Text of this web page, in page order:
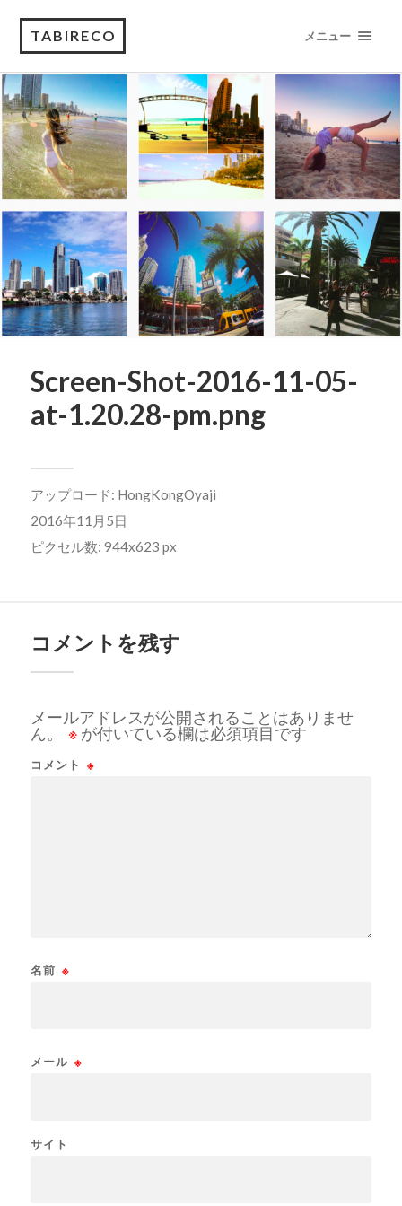
TABIRECO メニュー
Screen-Shot-2016-11-05-
at-1.20.28-pm.png
アップロード: HongKongOyaji
2016年11月5日
ピクセル数: 944x623 px
コメントを残す
メールアドレスが公開されることはありませ
ん。
※ が付いている欄は必須項目です
コメント ※
名前 ※
メール ※
サイト